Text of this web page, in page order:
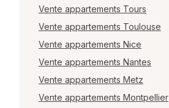
Vente appartements Tours
Vente appartements Toulouse
Vente appartements Nice
Vente appartements Nantes
Vente appartements Metz
Vente appartements Montpellier